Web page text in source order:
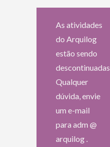
As atividades
do Arquilog
estão sendo
descontinuadas.
Qualquer
dúvida, envie
um e-mail
para adm @
arquilog .